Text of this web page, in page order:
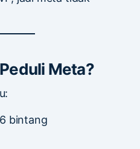
Meta?
bintang